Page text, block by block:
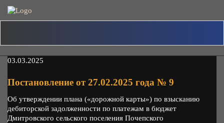
content
03.03.2025
Постановление от 27.02.2025 года № 9
Об утверждении плана («дорожной карты») по взысканию
дебиторской задолженности по платежам в бюджет
Дмитровского сельского поселения Почепского